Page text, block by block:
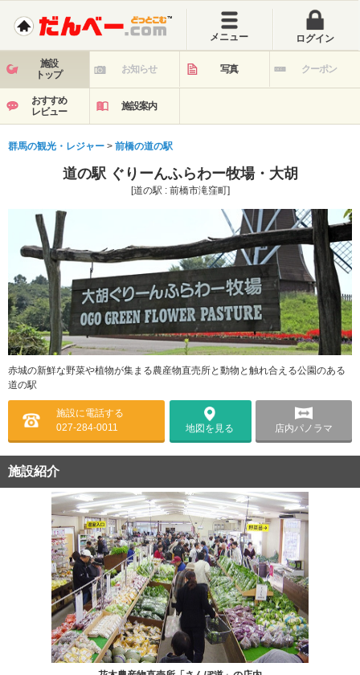
メニュー ログイン
施設
トップ
お知らせ 写真 クーポン
おすすめ
レビュー
施設案内
群馬の観光・レジャー > 前橋の道の駅
道の駅 ぐりーんふらわー牧場・大胡
[道の駅 : 前橋市滝窪町]
赤城の新鮮な野菜や植物が集まる農産物直売所と動物と触れ合える公園のある
道の駅
施設に電話する
027-284-0011
地図を見る 店内パノラマ
施設紹介